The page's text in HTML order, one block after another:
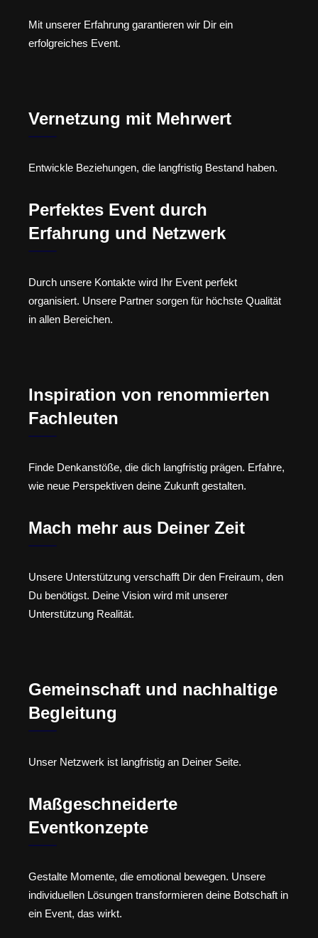
Mit unserer Erfahrung garantieren wir Dir ein
erfolgreiches Event.
Vernetzung mit Mehrwert
Entwickle Beziehungen, die langfristig Bestand haben.
Perfektes Event durch
Erfahrung und Netzwerk
Durch unsere Kontakte wird Ihr Event perfekt
organisiert. Unsere Partner sorgen für höchste Qualität
in allen Bereichen.
Inspiration von renommierten
Fachleuten
Finde Denkanstöße, die dich langfristig prägen. Erfahre,
wie neue Perspektiven deine Zukunft gestalten.
Mach mehr aus Deiner Zeit
Unsere Unterstützung verschafft Dir den Freiraum, den
Du benötigst. Deine Vision wird mit unserer
Unterstützung Realität.
Gemeinschaft und nachhaltige
Begleitung
Unser Netzwerk ist langfristig an Deiner Seite.
Maßgeschneiderte
Eventkonzepte
Gestalte Momente, die emotional bewegen. Unsere
individuellen Lösungen transformieren deine Botschaft in
ein Event, das wirkt.